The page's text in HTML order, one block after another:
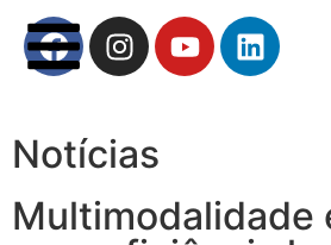
Notícias
Multimodalidade